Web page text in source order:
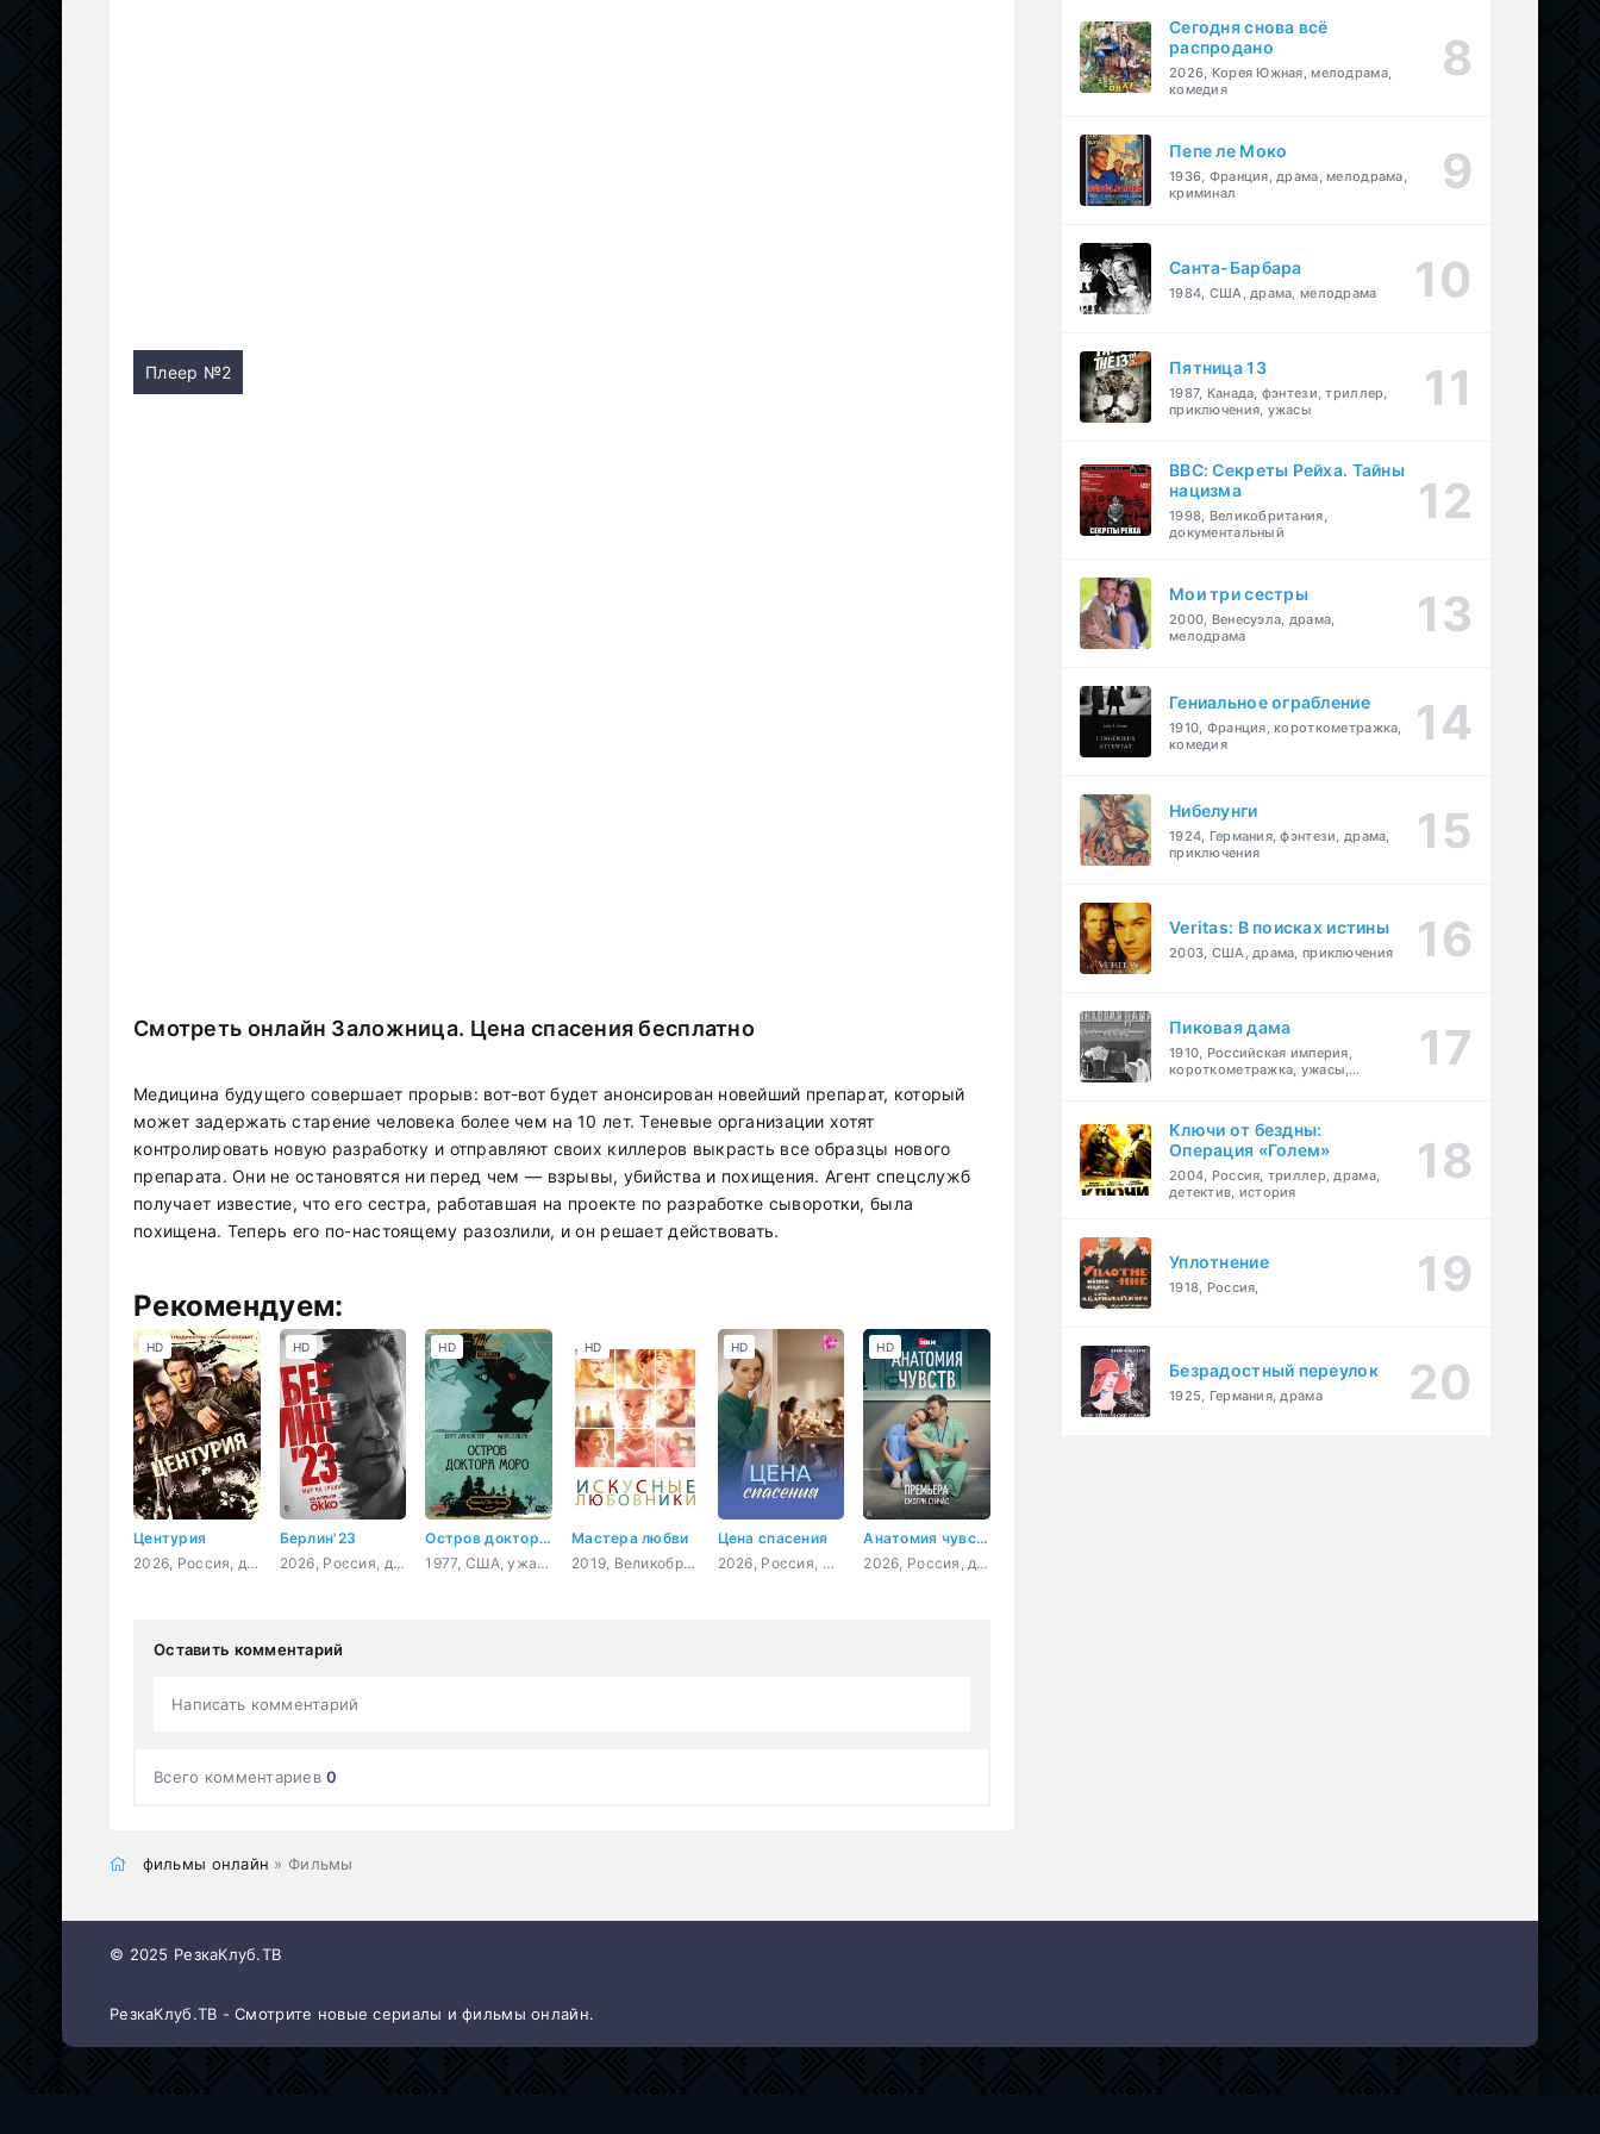
Плеер №2
Смотреть онлайн Заложница. Цена спасения бесплатно
Медицина будущего совершает прорыв: вот-вот будет анонсирован новейший препарат, который
может задержать старение человека более чем на 10 лет. Теневые организации хотят
контролировать новую разработку и отправляют своих киллеров выкрасть все образцы нового
препарата. Они не остановятся ни перед чем — взрывы, убийства и похищения. Агент спецслужб
получает известие, что его сестра, работавшая на проекте по разработке сыворотки, была
похищена. Теперь его по-настоящему разозлили, и он решает действовать.
Рекомендуем:
Центурия
2026, Россия, детектив
HD
Берлин'23
2026, Россия, детектив
HD
Остров доктора Моро
1977, США, ужасы, фантастика, фэнтези, триллер, мелодрама, приключения
HD
Мастера любви
2019, Великобритания, драма, мелодрама, комедия
HD
Цена спасения
2026, Россия, мелодрама
HD
Анатомия чувств
2026, Россия, драма
HD
Оставить комментарий
Написать комментарий
Всего комментариев0
фильмы онлайн » Фильмы
Сегодня снова всё
распродано
2026, Корея Южная, мелодрама,
комедия
Пепе ле Моко
1936, Франция, драма, мелодрама,
криминал
Санта-Барбара
1984, США, драма, мелодрама
Пятница 13
1987, Канада, фэнтези, триллер,
приключения, ужасы
BBC: Секреты Рейха. Тайны
нацизма
1998, Великобритания,
документальный
Мои три сестры
2000, Венесуэла, драма,
мелодрама
Гениальное ограбление
1910, Франция, короткометражка,
комедия
Нибелунги
1924, Германия, фэнтези, драма,
приключения
Veritas: В поисках истины
2003, США, драма, приключения
Пиковая дама
1910, Российская империя,
короткометражка, ужасы,
Ключи от бездны:
Операция «Голем»
2004, Россия, триллер, драма,
детектив, история
Уплотнение
1918, Россия,
Безрадостный переулок
1925, Германия, драма
© 2025 РезкаКлуб.ТВ
РезкаКлуб.ТВ - Смотрите новые сериалы и фильмы онлайн.